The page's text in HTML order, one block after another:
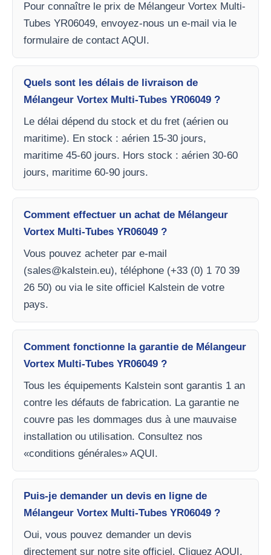
Pour connaître le prix de Mélangeur Vortex Multi-
Tubes YR06049, envoyez-nous un e-mail via le
formulaire de contact AQUI.
Quels sont les délais de livraison de
Mélangeur Vortex Multi-Tubes YR06049 ?
Le délai dépend du stock et du fret (aérien ou
maritime). En stock : aérien 15-30 jours,
maritime 45-60 jours. Hors stock : aérien 30-60
jours, maritime 60-90 jours.
Comment effectuer un achat de Mélangeur
Vortex Multi-Tubes YR06049 ?
Vous pouvez acheter par e-mail
(sales@kalstein.eu), téléphone (+33 (0) 1 70 39
26 50) ou via le site officiel Kalstein de votre
pays.
Comment fonctionne la garantie de Mélangeur
Vortex Multi-Tubes YR06049 ?
Tous les équipements Kalstein sont garantis 1 an
contre les défauts de fabrication. La garantie ne
couvre pas les dommages dus à une mauvaise
installation ou utilisation. Consultez nos
«conditions générales» AQUI.
Puis-je demander un devis en ligne de
Mélangeur Vortex Multi-Tubes YR06049 ?
Oui, vous pouvez demander un devis
directement sur notre site officiel. Cliquez AQUI.